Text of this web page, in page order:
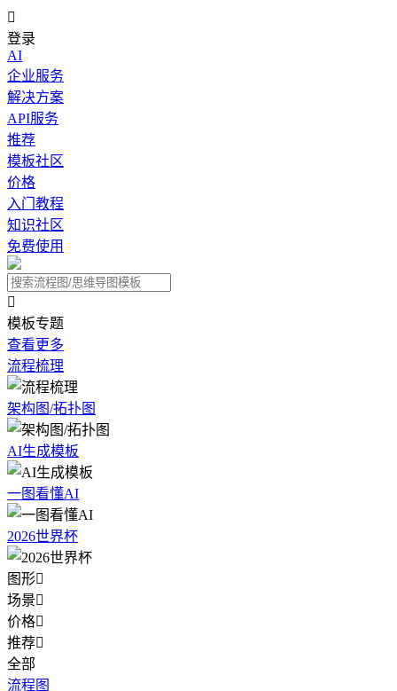

登录
AI
企业服务
解决方案
API服务
推荐
模板社区
价格
入门教程
知识社区
免费使用

模板专题
查看更多
流程梳理
架构图/拓扑图
AI生成模板
一图看懂AI
2026世界杯
图形
场景
价格
推荐
全部
流程图